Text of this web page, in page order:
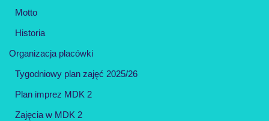
Motto
Historia
Organizacja placówki
Tygodniowy plan zajęć 2025/26
Plan imprez MDK 2
Zajęcia w MDK 2